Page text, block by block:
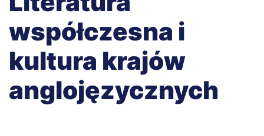
współczesna i
kultura krajów
anglojęzycznych